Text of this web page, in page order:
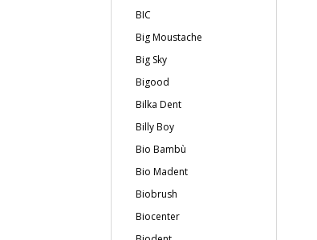
BIC
Big Moustache
Big Sky
Bigood
Bilka Dent
Billy Boy
Bio Bambù
Bio Madent
Biobrush
Biocenter